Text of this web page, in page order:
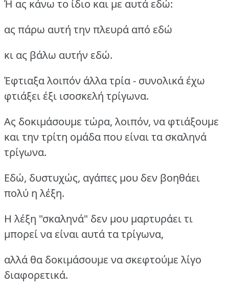
Ή ας κάνω το ίδιο και με αυτά εδώ:
ας πάρω αυτή την πλευρά από εδώ
κι ας βάλω αυτήν εδώ.
Έφτιαξα λοιπόν άλλα τρία - συνολικά έχω
φτιάξει έξι ισοσκελή τρίγωνα.
Ας δοκιμάσουμε τώρα, λοιπόν, να φτιάξουμε
και την τρίτη ομάδα που είναι τα σκαληνά
τρίγωνα.
Εδώ, δυστυχώς, αγάπες μου δεν βοηθάει
πολύ η λέξη.
Η λέξη "σκαληνά" δεν μου μαρτυράει τι
μπορεί να είναι αυτά τα τρίγωνα,
αλλά θα δοκιμάσουμε να σκεφτούμε λίγο
διαφορετικά.